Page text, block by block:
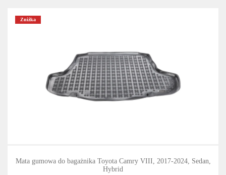
Zniżka
Mata gumowa do bagażnika Toyota Camry VIII, 2017-2024, Sedan,
Hybrid